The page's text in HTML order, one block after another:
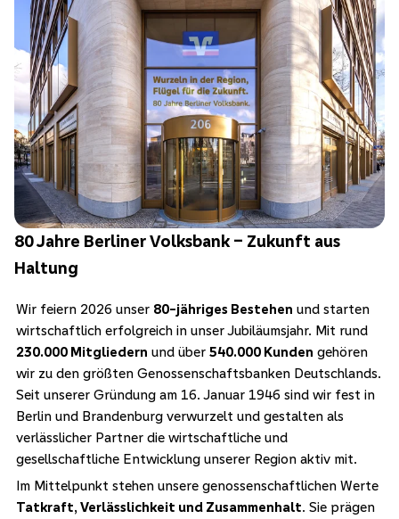
80 Jahre Berliner Volksbank – Zukunft aus
Haltung
Wir feiern 2026 unser 80-jähriges Bestehen und starten
wirtschaftlich erfolgreich in unser Jubiläumsjahr. Mit rund
230.000 Mitgliedern und über 540.000 Kunden gehören
wir zu den größten Genossenschaftsbanken Deutschlands.
Seit unserer Gründung am 16. Januar 1946 sind wir fest in
Berlin und Brandenburg verwurzelt und gestalten als
verlässlicher Partner die wirtschaftliche und
gesellschaftliche Entwicklung unserer Region aktiv mit.
Im Mittelpunkt stehen unsere genossenschaftlichen Werte
Tatkraft, Verlässlichkeit und Zusammenhalt. Sie prägen